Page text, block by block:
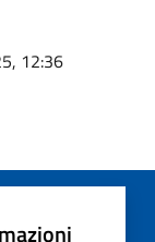
12:36